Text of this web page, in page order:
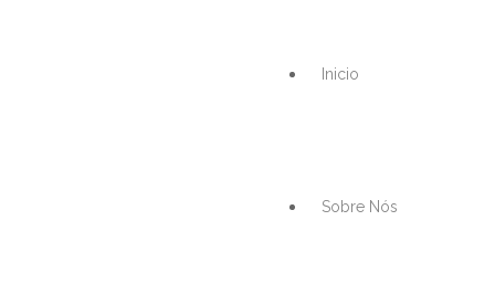
Inicio
Sobre Nós